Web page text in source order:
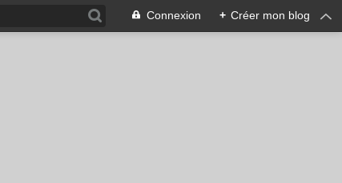
Connexion + Créer mon blog